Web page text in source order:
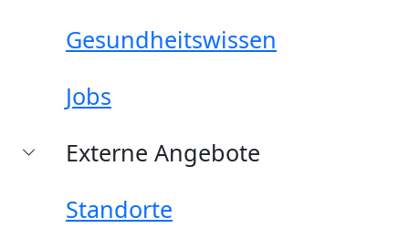
Gesundheitswissen
Jobs
Externe Angebote
Standorte